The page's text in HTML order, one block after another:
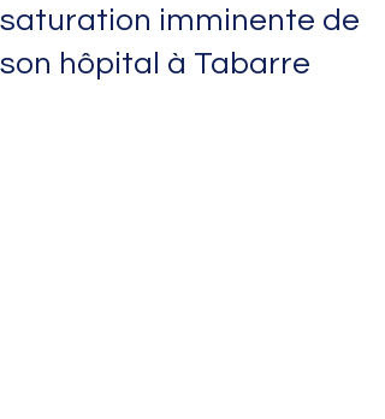
saturation imminente de
son hôpital à Tabarre